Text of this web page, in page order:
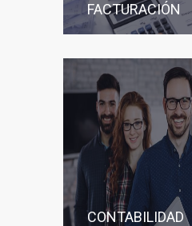
FACTURACIÓN
CONTABILIDAD